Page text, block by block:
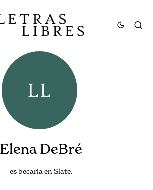
Elena DeBré
es becaria en Slate.